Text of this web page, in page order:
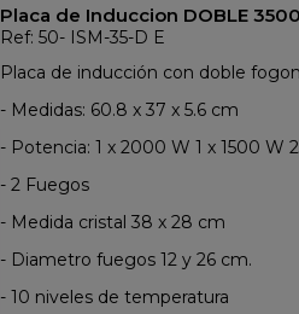
Ref: 50- ISM-35-D E
Placa de inducción con doble
- Medidas: 60.8 x 37 x 5.6 cm
- Potencia: 1 x 2000 W 1 x 1500 W
- 2 Fuegos
- Medida cristal 38 x 28 cm
- Diametro fuegos 12 y 26 cm.
- 10 niveles de temperatura